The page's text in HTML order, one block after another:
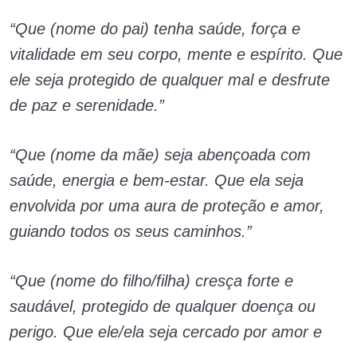
“Que (nome do pai) tenha saúde, força e
vitalidade em seu corpo, mente e espírito. Que
ele seja protegido de qualquer mal e desfrute
de paz e serenidade.”
“Que (nome da mãe) seja abençoada com
saúde, energia e bem-estar. Que ela seja
envolvida por uma aura de proteção e amor,
guiando todos os seus caminhos.”
“Que (nome do filho/filha) cresça forte e
saudável, protegido de qualquer doença ou
perigo. Que ele/ela seja cercado por amor e